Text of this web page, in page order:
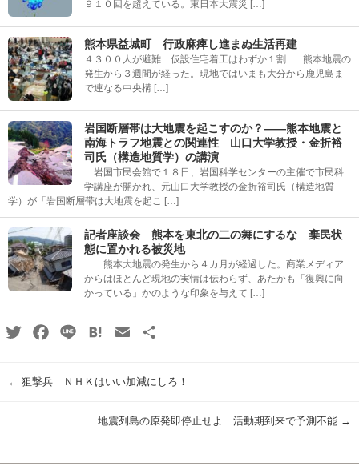
９１０回を超えている。東日本大震災 […]
熊本県益城町 行政麻痺し進まぬ生活再建
４３００人が避難 仮設住宅着工はわずか１割 熊本地震の
発生から３週間が経った。現地ではいまも大分から鹿児島ま
で連なる中央構 […]
岩国断層帯は大地震を起こすのか？――熊本地震と
南海トラフ地震との関連性 山口大学教授・金折裕
司氏（構造地質学）の講演
岩国市民会館で１８日、岩国科学センターの主催で市民科
学講座が開かれ、元山口大学教授の金折裕司氏（構造地質
学）が「岩国断層帯は大地震を起こ […]
記者座談会 熊本を東北の二の舞にするな 棄民状
態に置かれる被災地
熊本大地震の発生から４カ月が経過した。商業メディア
からはほとんど現地の実情は伝わらず、あたかも「復興に向
かっている」かのような印象を与えて […]
TwitterFacebook
Line HatenaEmail
← 狙撃兵 ＮＨＫはいい加減にしろ！
地震列島の原発即停止せよ 活動期到来で予測不能 →